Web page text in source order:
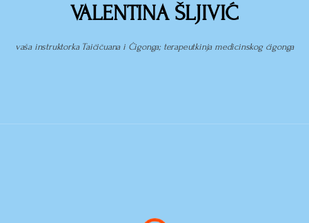
VALENTINA ŠLJIVIĆ
vaša instruktorka Taičičuana i Ćigonga; terapeutkinja medicinskog ćigonga